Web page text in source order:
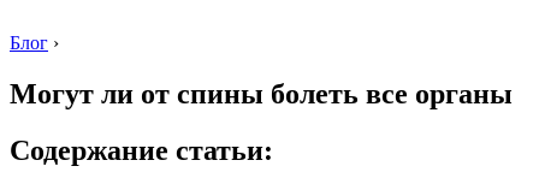
Блог ›
Могут ли от спины болеть все органы
Содержание статьи: